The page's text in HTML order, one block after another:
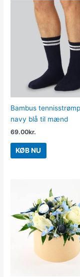
Bambus
navy blå til mænd
69.00kr.
KØB NU